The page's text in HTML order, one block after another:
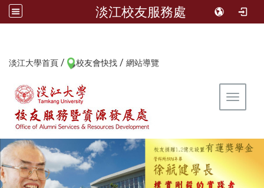
淡江校友服務處
淡江大學首頁 / 校友會快找 / 網站導覽
Toggle